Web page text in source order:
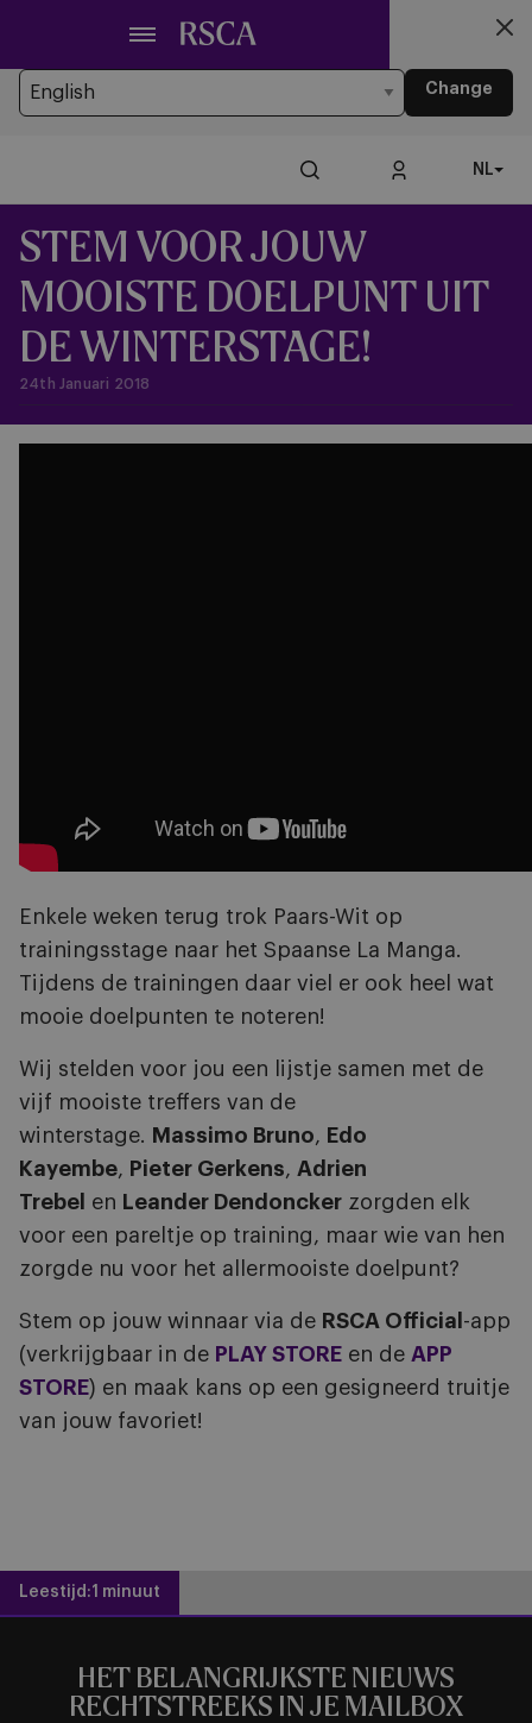
hoofdinhoud
Looking for another Language?
Change
NL
STEM VOOR JOUW
MOOISTE DOELPUNT UIT
DE WINTERSTAGE!
24th Januari 2018
Enkele weken terug trok Paars-Wit op
trainingsstage naar het Spaanse La Manga.
Tijdens de trainingen daar viel er ook heel wat
mooie doelpunten te noteren!
Wij stelden voor jou een lijstje samen met de
vijf mooiste treffers van de
winterstage. Massimo Bruno, Edo
Kayembe, Pieter Gerkens, Adrien
Trebel
en Leander Dendoncker zorgden elk
voor een pareltje op training, maar wie van hen
zorgde nu voor het allermooiste doelpunt?
Stem op jouw winnaar via de RSCA Official -app
(verkrijgbaar in de PLAY STORE en de APP
STORE) en maak kans op een gesigneerd truitje
van jouw favoriet!
Leestijd:1 minuut
HET BELANGRIJKSTE NIEUWS
RECHTSTREEKS IN JE MAILBOX